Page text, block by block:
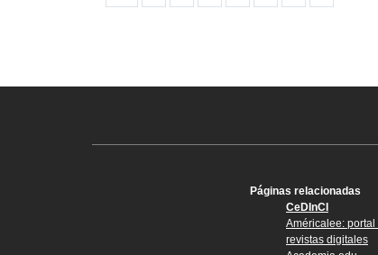
Páginas relacionadas
CeDInCI
Américalee: portal
revistas digitales